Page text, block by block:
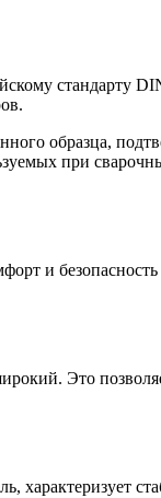
стандарту
образца,
при
и безопасность
Это
характеризует